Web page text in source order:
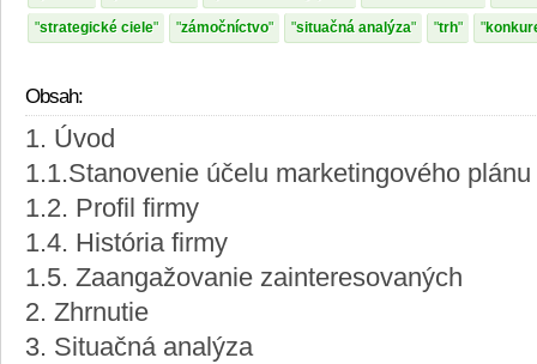
strategické ciele zámočníctvo situačná analýza trh
Obsah:
1. Úvod
1.1.Stanovenie účelu marketingového plánu
1.2. Profil firmy
1.4. História firmy
1.5. Zaangažovanie zainteresovaných
2. Zhrnutie
3. Situačná analýza